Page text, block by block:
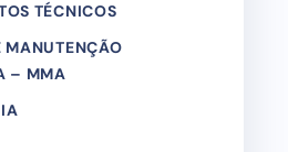
TÉCNICOS
MANUTENÇÃO
– MMA